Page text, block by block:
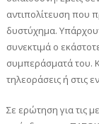
αντιπολίτευση που
δυστύχημα.
συνεκτιμά ο
συμπεράσματά του.
τηλεοράσεις ή στις
Σε ερώτηση για τις